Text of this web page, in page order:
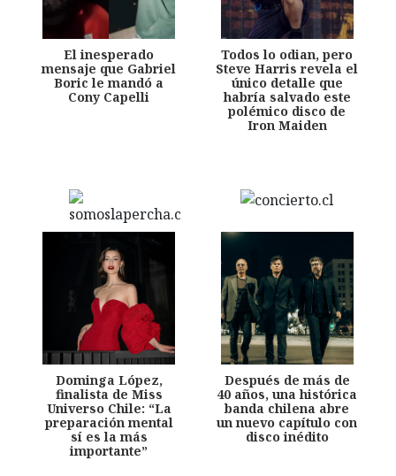
El inesperado
mensaje que Gabriel
Boric le mandó a
Cony Capelli
Todos lo odian, pero
Steve Harris revela el
único detalle que
habría salvado este
polémico disco de
Iron Maiden
Dominga López,
finalista de Miss
Universo Chile: “La
preparación mental
sí es la más
importante”
Después de más de
40 años, una histórica
banda chilena abre
un nuevo capítulo con
disco inédito